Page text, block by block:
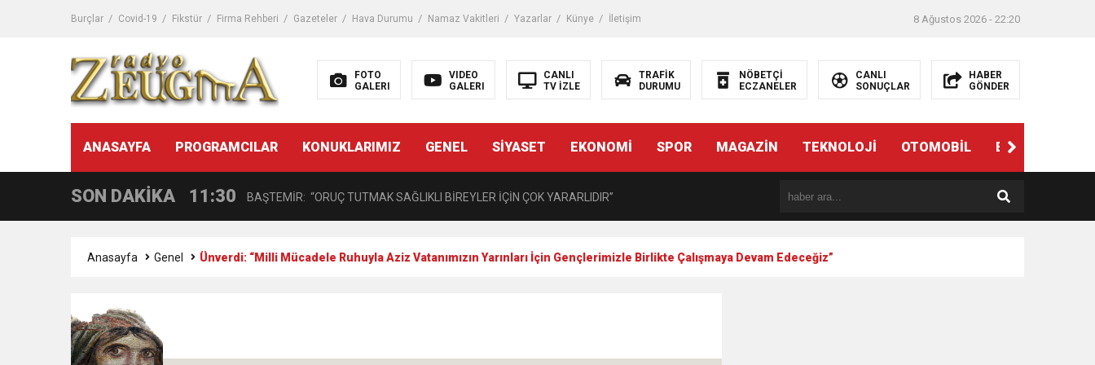
Burçlar Covid-19 Fikstür Firma Rehberi Gazeteler Hava Durumu Namaz Vakitleri Yazarlar Künye İletişim 8 Ağustos 2026 - 22:20
FOTO
GALERI
VIDEO
GALERI
CANLI
TV İZLE
TRAFİK
DURUMU
NÖBETÇİ
ECZANELER
CANLI
SONUÇLAR
HABER
GÖNDER
ANASAYFA PROGRAMCILAR KONUKLARIMIZ GENEL SİYASET EKONOMİ SPOR MAGAZİN TEKNOLOJİ OTOMOBİL EĞİTİM
SON DAKİKA
14:08 Gaziantep FK o yıldızı getiriyor
11:59 GÖĞÜS HASTALIKLARI UZMANINDAN LİSELİLERE BİLGİLENDİRME
11:30 BAŞTEMİR: “ORUÇ TUTMAK SAĞLIKLI BİREYLER İÇİN ÇOK YARARLIDIR”
Anasayfa Genel Ünverdi: “Milli Mücadele Ruhuyla Aziz Vatanımızın Yarınları İçin Gençlerimizle Birlikte Çalışmaya Devam Edeceğiz”